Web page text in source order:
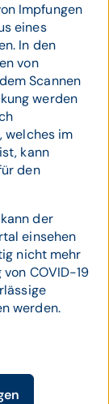
Impfungen
eines
In den
von
Scannen
werden
welches im
kann
den
der
einsehen
nicht mehr
COVID-19
werden.